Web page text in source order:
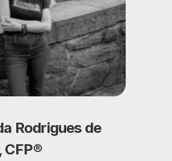
Rodrigues de
CFP®